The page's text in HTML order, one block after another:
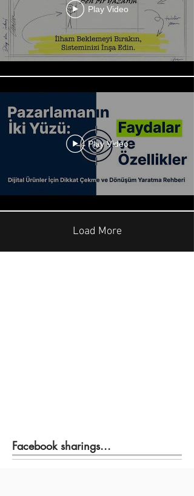
Play Video
Play Video
Load More
Facebook sharings...